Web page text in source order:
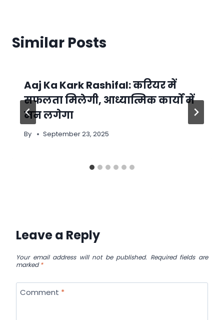
Similar Posts
Aaj Ka Kark Rashifal: करियर में
सफलता मिलेगी, आध्यात्मिक कार्यों में
मन लगेगा
By September 23, 2025
Leave a Reply
Your email address will not be published. Required fields are
marked*
Comment *